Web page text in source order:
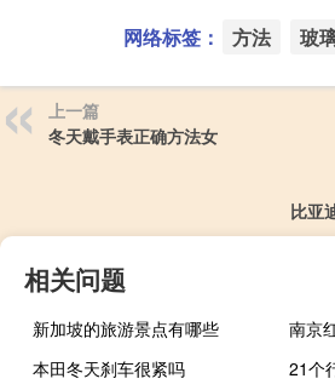
网络标签： 方法 玻
上一篇
冬天戴手表正确方法女
比亚
相关问题
新加坡的旅游景点有哪些
本田冬天刹车很紧吗